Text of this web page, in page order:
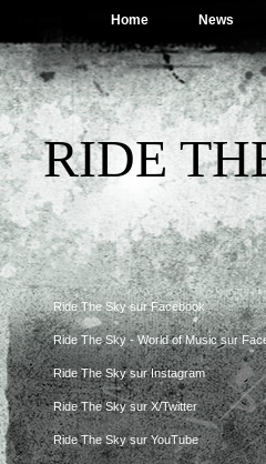
Home News
RIDE
Ride The Sky sur Facebook
Ride The Sky - World of Music sur
Ride The Sky sur Instagram
Ride The Sky sur X/Twitter
Ride The Sky sur YouTube